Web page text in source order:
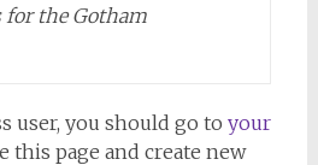
for the Gotham
user, you should go to your
this page and create new